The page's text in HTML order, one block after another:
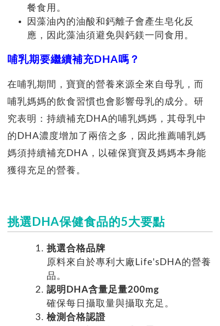
餐食用。
因藻油內的油酸和鈣離子會產生皂化反
應，因此藻油須避免與鈣鎂一同食用。
哺乳期要繼續補充DHA嗎？
在哺乳期間，寶寶的營養來源全來自母乳，而
哺乳媽媽的飲食習慣也會影響母乳的成分。研
究表明：持續補充DHA的哺乳媽媽，其母乳中
的DHA濃度增加了兩倍之多，因此推薦哺乳媽
媽須持續補充DHA，以確保寶寶及媽媽本身能
獲得充足的營養。
挑選DHA保健食品的5大要點
挑選合格品牌
原料來自於專利大廠Life'sDHA的營養
品。
認明DHA含量足量200mg
確保每日攝取量與攝取充足。
檢測合格認證